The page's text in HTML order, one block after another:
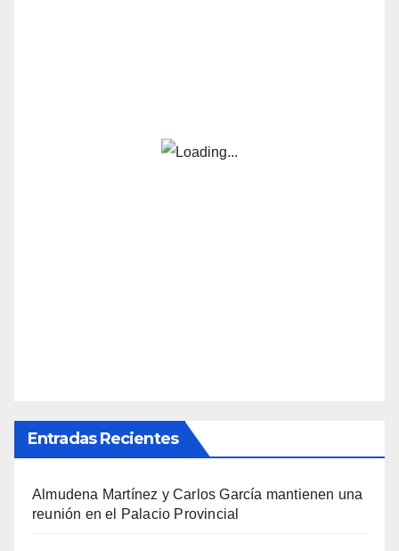
Entradas Recientes
Almudena Martínez y Carlos García mantienen una
reunión en el Palacio Provincial